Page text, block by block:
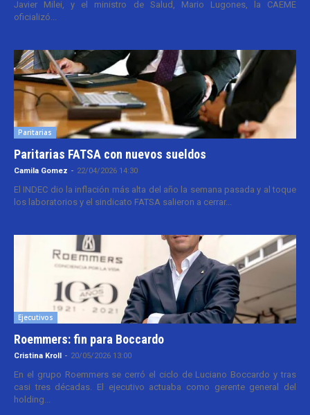
Javier Milei, y el ministro de Salud, Mario Lugones, la CAEME
oficializó...
Paritarias
Paritarias FATSA con nuevos sueldos
Camila Gomez - 22/04/2026 14:30
El INDEC dio la inflación más alta del año la semana pasada y al toque
los laboratorios y el sindicato FATSA salieron a cerrar...
Ejecutivos
Roemmers: fin para Boccardo
Cristina Kroll - 20/05/2026 13:00
En el grupo Roemmers se cerró el ciclo de Luciano Boccardo y tras
casi tres décadas. El ejecutivo actuaba como gerente general del
holding...